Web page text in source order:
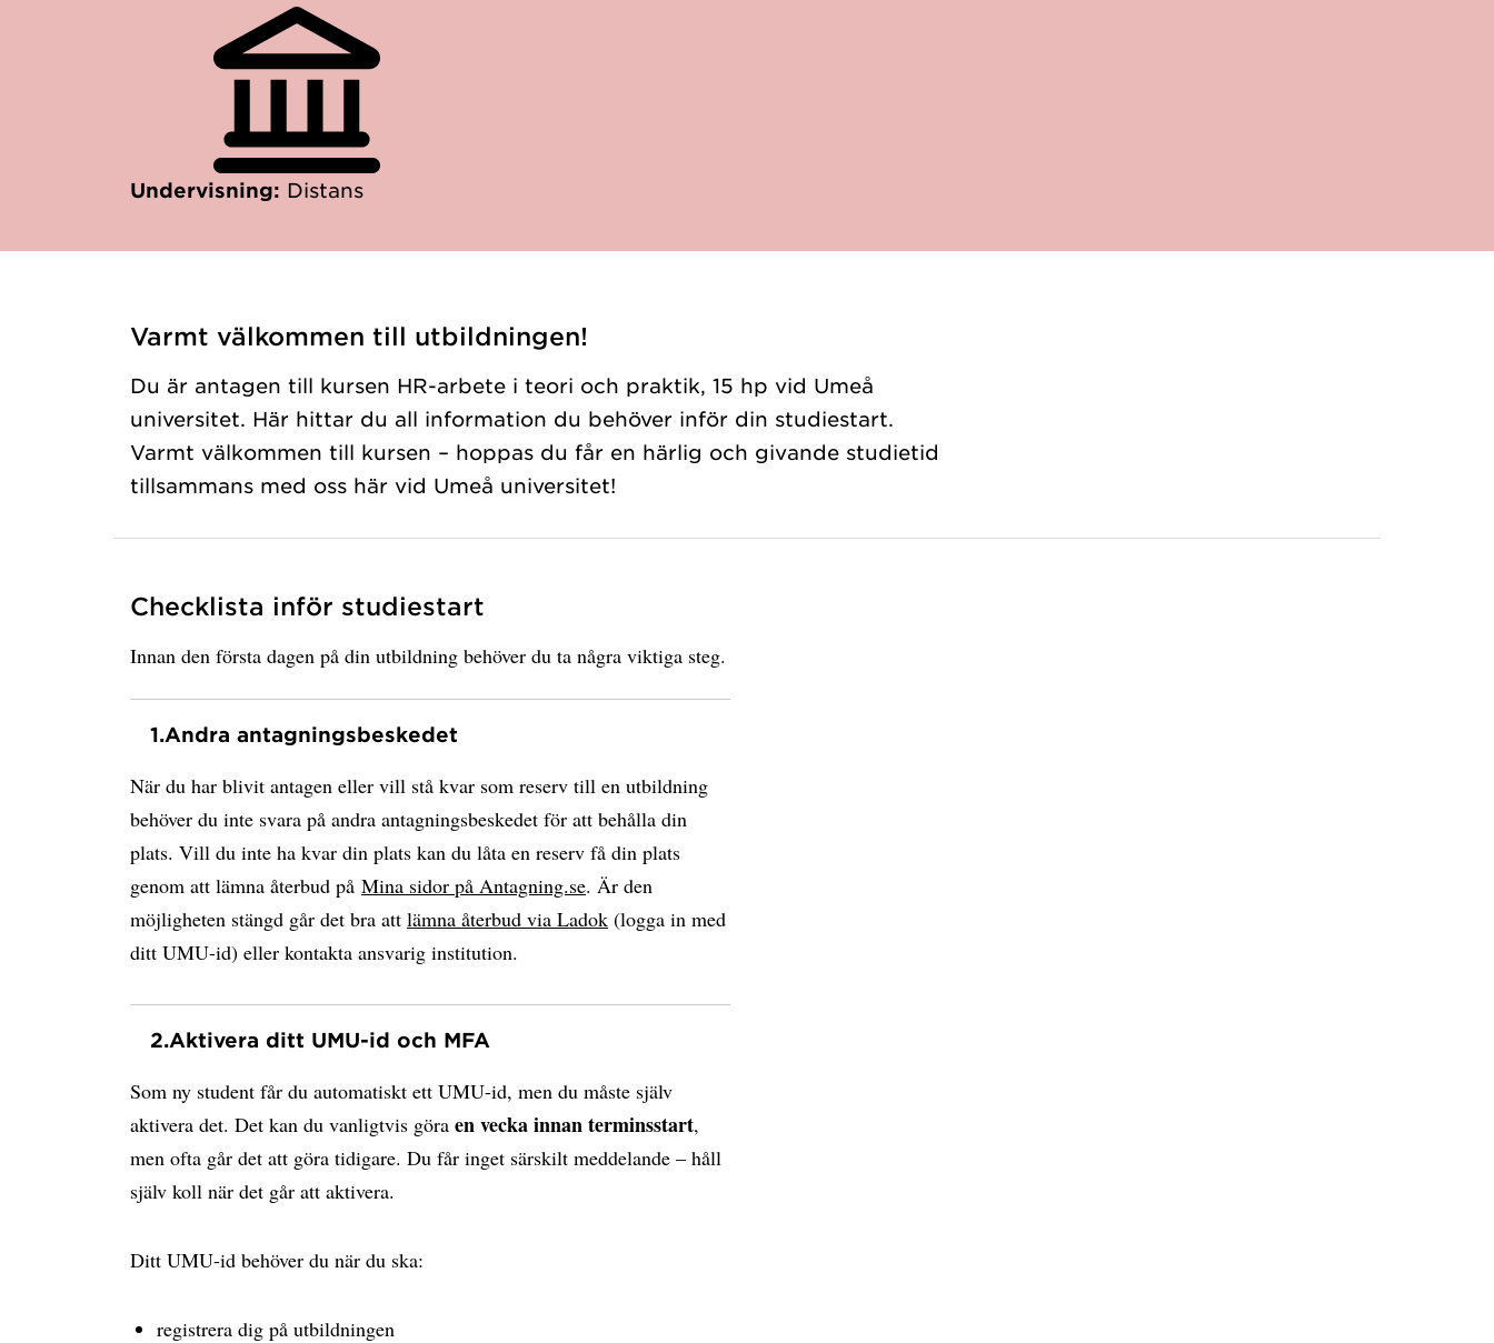
Undervisning: Distans
Varmt välkommen till utbildningen!
Du är antagen till kursen HR-arbete i teori och praktik, 15 hp vid Umeå
universitet. Här hittar du all information du behöver inför din studiestart.
Varmt välkommen till kursen – hoppas du får en härlig och givande studietid
tillsammans med oss här vid Umeå universitet!
Checklista inför studiestart
Innan den första dagen på din utbildning behöver du ta några viktiga steg.
1.Andra antagningsbeskedet
När du har blivit antagen eller vill stå kvar som reserv till en utbildning
behöver du inte svara på andra antagningsbeskedet för att behålla din
plats. Vill du inte ha kvar din plats kan du låta en reserv få din plats
genom att lämna återbud på Mina sidor på Antagning.se. Är den
möjligheten stängd går det bra att lämna återbud via Ladok (logga in med
ditt UMU-id) eller kontakta ansvarig institution.
2.Aktivera ditt UMU-id och MFA
Som ny student får du automatiskt ett UMU-id, men du måste själv
aktivera det. Det kan du vanligtvis göra en vecka innan terminsstart,
men ofta går det att göra tidigare. Du får inget särskilt meddelande – håll
själv koll när det går att aktivera.
Ditt UMU-id behöver du när du ska:
registrera dig på utbildningen